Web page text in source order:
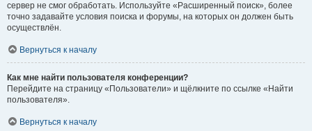
сервер не смог обработать. Используйте «Расширенный поиск», более
точно задавайте условия поиска и форумы, на которых он должен быть
осуществлён.
Вернуться к началу
Как мне найти пользователя конференции?
Перейдите на страницу «Пользователи» и щёлкните по ссылке «Найти
пользователя».
Вернуться к началу